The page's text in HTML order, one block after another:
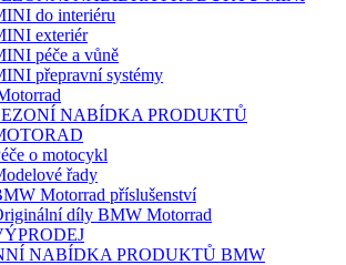
do interiéru
exteriér
péče a vůně
přepravní systémy
NABÍDKA PRODUKTŮ
o motocykl
řady
Motorrad příslušenství
díly BMW Motorrad
NABÍDKA PRODUKTŮ BMW